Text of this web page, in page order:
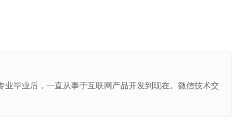
毕业后，一直从事于互联网产品开发到现在。微信技术交